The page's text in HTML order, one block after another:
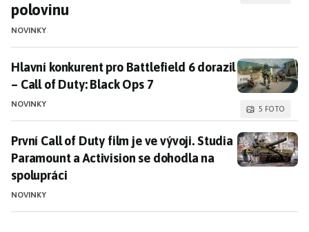
polovinu
NOVINKY
Hlavní konkurent pro Battlefield 6 dorazil – Call of
Hlavní konkurent pro Battlefield 6 dorazil
– Call of Duty: Black Ops 7
NOVINKY 5 FOTO
První Call of Duty film je ve vývoji. Studia Paramount
První Call of Duty film je ve vývoji. Studia
Paramount a Activision se dohodla na
spolupráci
NOVINKY